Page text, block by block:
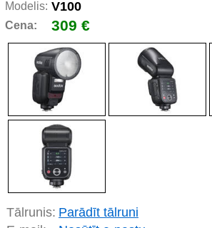
Modelis: V100
Cena: 309 €
Tālrunis: Parādīt tālruni